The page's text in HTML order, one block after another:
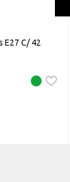
E27 C/ 42